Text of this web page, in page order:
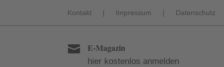
Kontakt | Impressum | Datenschutz
 E-Magazin
hier kostenlos anmelden